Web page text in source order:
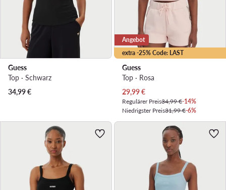
Guess
Top · Schwarz
34,99€
extra -25% Code: LAST
Angebot
Guess
Top · Rosa
Aktueller Preis
29,99€
Regulärer Preis34,99 €-14%
Niedrigster Preis31,99 €-6%